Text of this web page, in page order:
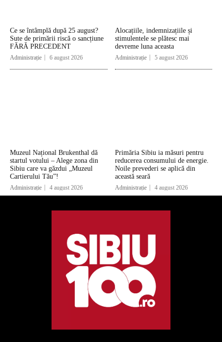
Ce se întâmplă după 25 august?
Sute de primării riscă o sancțiune
FĂRĂ PRECEDENT
Administrație 6 august 2026
Alocațiile, indemnizațiile și
stimulentele se plătesc mai
devreme luna aceasta
Administrație 5 august 2026
Muzeul Național Brukenthal dă
startul votului – Alege zona din
Sibiu care va găzdui „Muzeul
Cartierului Tău”!
Administrație 4 august 2026
Primăria Sibiu ia măsuri pentru
reducerea consumului de energie.
Noile prevederi se aplică din
această seară
Administrație 4 august 2026